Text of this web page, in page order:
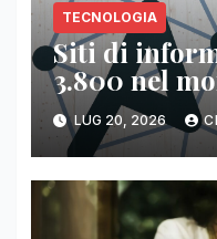
TECNOLOGIA
Siti di
3.800 nel
LUG 20, 2026